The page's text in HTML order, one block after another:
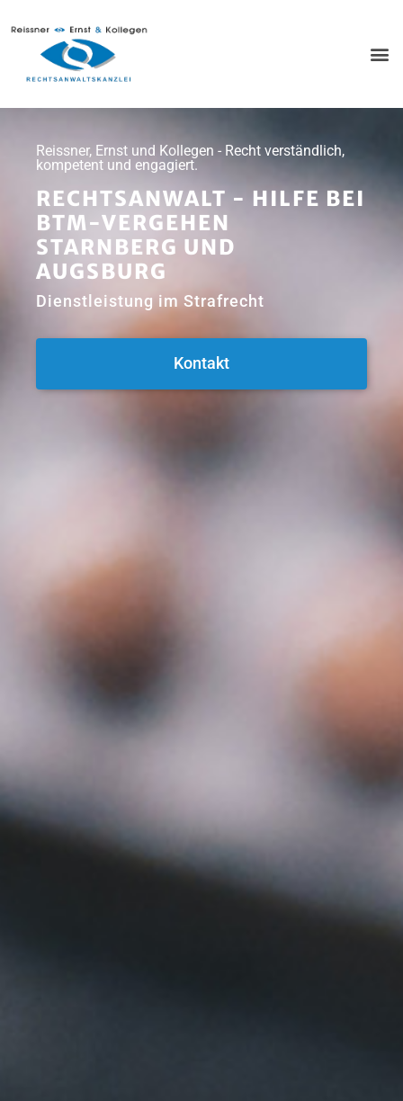
Reissner, Ernst und Kollegen - Recht verständlich,
kompetent und engagiert.
RECHTSANWALT - HILFE BEI
BTM-VERGEHEN
STARNBERG UND
AUGSBURG
Dienstleistung im Strafrecht
Kontakt